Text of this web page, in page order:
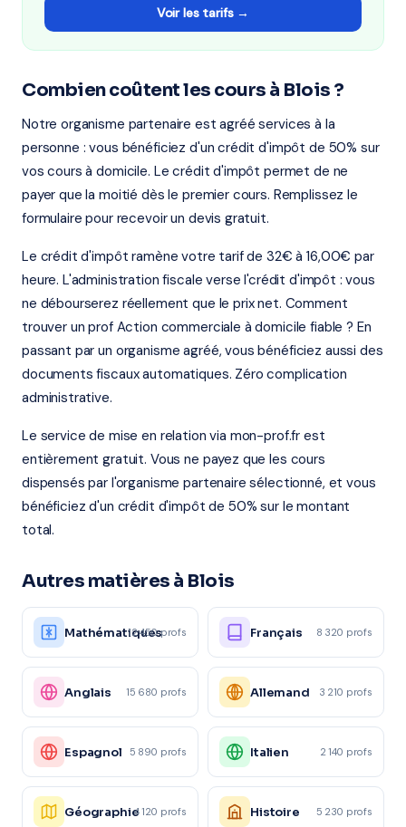
Voir les tarifs →
Combien coûtent les cours à Blois ?
Notre organisme partenaire est agréé services à la
personne : vous bénéficiez d'un crédit d'impôt de 50% sur
vos cours à domicile. Le crédit d'impôt permet de ne
payer que la moitié dès le premier cours. Remplissez le
formulaire pour recevoir un devis gratuit.
Le crédit d'impôt ramène votre tarif de 32€ à 16,00€ par
heure. L'administration fiscale verse l'crédit d'impôt : vous
ne débourserez réellement que le prix net. Comment
trouver un prof Action commerciale à domicile fiable ? En
passant par un organisme agréé, vous bénéficiez aussi des
documents fiscaux automatiques. Zéro complication
administrative.
Le service de mise en relation via mon-prof.fr est
entièrement gratuit. Vous ne payez que les cours
dispensés par l'organisme partenaire sélectionné, et vous
bénéficiez d'un crédit d'impôt de 50% sur le montant
total.
Autres matières à Blois
Mathématiques
12 450 profs Français 8 320 profs
Anglais 15 680 profs Allemand 3 210 profs
Espagnol 5 890 profs Italien 2 140 profs
Géographie4 120 profs Histoire 5 230 profs